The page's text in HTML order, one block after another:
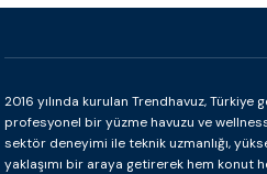
2016 yılında kurulan Trendhavuz,
profesyonel bir yüzme havuzu ve wellness
sektör deneyimi ile teknik uzmanlığı,
yaklaşımı bir araya getirerek hem konut